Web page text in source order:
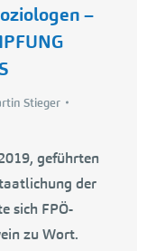
–
Stieger
geführten
der
sich FPÖ-
zu Wort.